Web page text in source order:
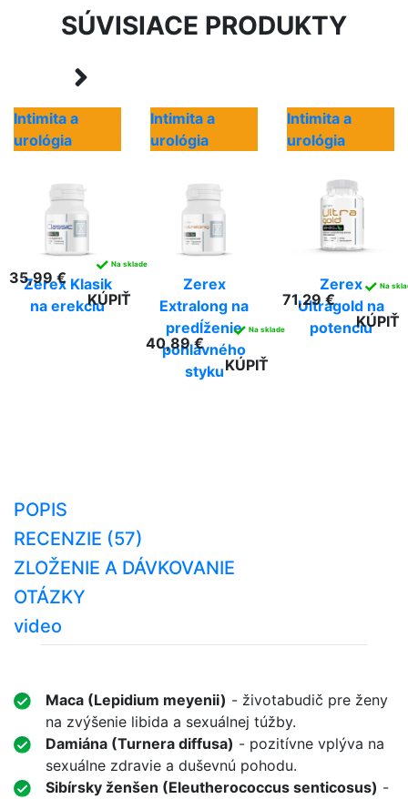
SÚVISIACE PRODUKTY
Intimita a
urológia
Zerex Klasik
na erekciu
35,99 €
✓ Na sklade
KÚPIŤ
Intimita a
urológia
Zerex
Extralong na
predĺženie
pohlavného
styku
40,89 €
✓ Na sklade
KÚPIŤ
Intimita a
urológia
Zerex
Ultragold na
potenciu
71,29 €
✓ Na
KÚPIŤ
POPIS
RECENZIE (57)
ZLOŽENIE A DÁVKOVANIE
OTÁZKY
video
Maca (Lepidium meyenii) - životabudič pre ženy
na zvýšenie libida a sexuálnej túžby.
Damiána (Turnera diffusa) - pozitívne vplýva na
sexuálne zdravie a duševnú pohodu.
Sibírsky ženšen (Eleutherococcus senticosus) -